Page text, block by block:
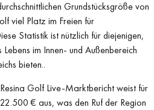
Grundstücksgröße von
viel Platz im Freien für
Statistik ist nützlich für diejenigen,
im Innen- und Außenbereich
bieten..
Golf Live-Marktbericht weist für
€ aus, was den Ruf der Region